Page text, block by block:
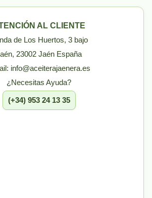
AL CLIENTE
de Los Huertos, 3 bajo
23002 Jaén España
info@aceiterajaenera.es
¿Necesitas Ayuda?
(+34) 953 24 13 35